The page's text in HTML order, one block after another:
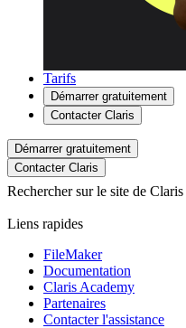
Tarifs
Démarrer gratuitement
Contacter Claris
Démarrer gratuitement
Contacter Claris
Rechercher sur le site de Claris
Liens rapides
FileMaker
Documentation
Claris Academy
Partenaires
Contacter l'assistance